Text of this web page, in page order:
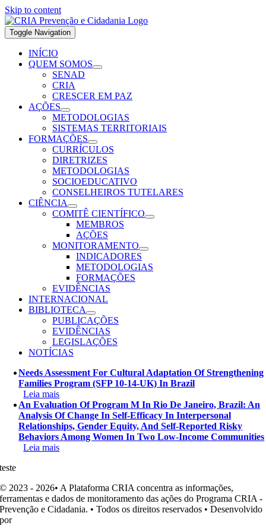
Skip to content
Toggle Navigation
INÍCIO
QUEM SOMOS
SENAD
CRIA
CRESCER EM PAZ
AÇÕES
METODOLOGIAS
SISTEMAS TERRITORIAIS
FORMAÇÕES
CURRÍCULOS
DIRETRIZES
METODOLOGIAS
SOCIOEDUCATIVO
CONSELHEIROS TUTELARES
CIÊNCIA
COMITÊ CIENTÍFICO
MEMBROS
AÇÕES
MONITORAMENTO
INDICADORES
METODOLOGIAS
FORMAÇÕES
EVIDÊNCIAS
INTERNACIONAL
BIBLIOTECA
PUBLICAÇÕES
EVIDÊNCIAS
LEGISLAÇÕES
NOTÍCIAS
Needs Assessment For Cultural Adaptation Of Strengthening
Families Program (SFP 10-14-UK) In Brazil
Leia mais
An Evaluation Of Program M In Rio De Janeiro, Brazil: An
Analysis Of Change In Self-Efficacy In Interpersonal
Relationships, Gender Equity, And Self-Reported Risky
Behaviors Among Women In Two Low-Income Communities
Leia mais
teste
© 2023 - 2026• A Plataforma CRIA concentra as informações,
ferramentas e dados de monitoramento das ações do Programa CRIA -
Prevenção e Cidadania. • Todos os direitos reservados • Desenvolvido
por